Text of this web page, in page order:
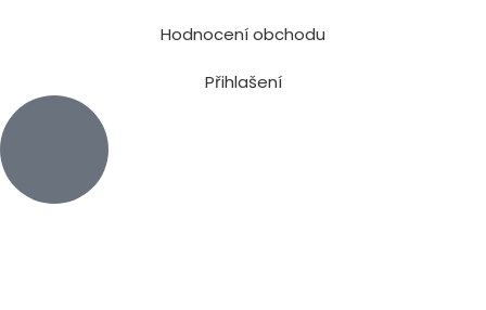
Hodnocení obchodu
Přihlašení